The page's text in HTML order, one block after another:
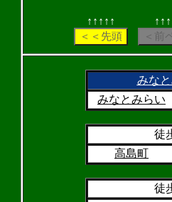
↑↑↑↑↑
みな
みなとみらい
徒
高島町
徒